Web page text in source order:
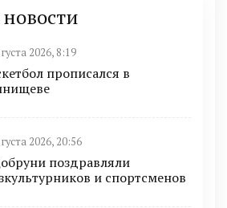
2026, 8:19
прописался в
2026, 20:56
поздравляли
и спортсменов